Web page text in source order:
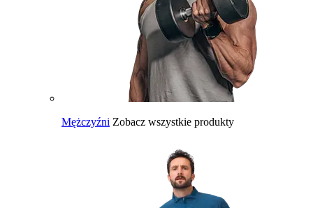
Mężczyźni Zobacz wszystkie produkty